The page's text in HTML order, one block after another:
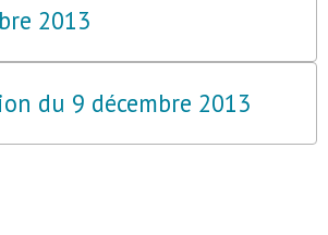
2013
du 9 décembre 2013